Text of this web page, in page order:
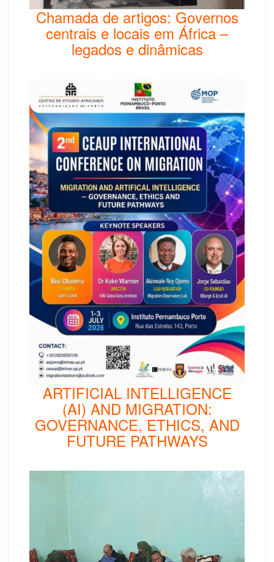
Chamada de artigos: Governos
centrais e locais em África –
legados e dinâmicas
ARTIFICIAL INTELLIGENCE
(AI) AND MIGRATION:
GOVERNANCE, ETHICS, AND
FUTURE PATHWAYS